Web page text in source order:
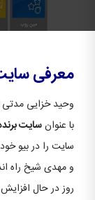
معرفی
وحید خزایی
با عنوانسایت
سایت را در بیو
و مهدی شیخ راه
روز در حال